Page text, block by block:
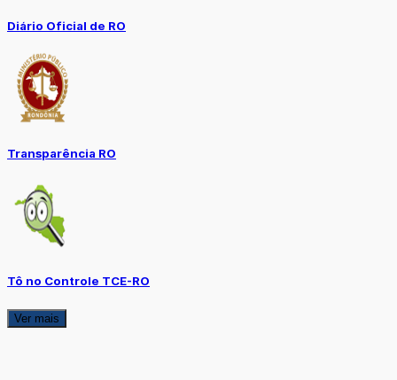
Diário Oficial de RO
Transparência RO
Tô no Controle TCE-RO
Ver mais